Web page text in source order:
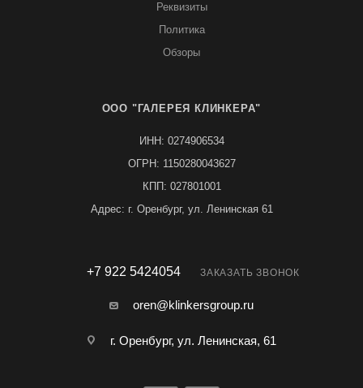
Реквизиты
Политика
Обзоры
ООО "ГАЛЕРЕЯ КЛИНКЕРА"
ИНН: 0274906534
ОГРН: 1150280043627
КПП: 027801001
Адрес: г. Оренбург, ул. Ленинская 61
+7 922 5424054 ЗАКАЗАТЬ ЗВОНОК
oren@klinkersgroup.ru
г. Оренбург, ул. Ленинская, 61